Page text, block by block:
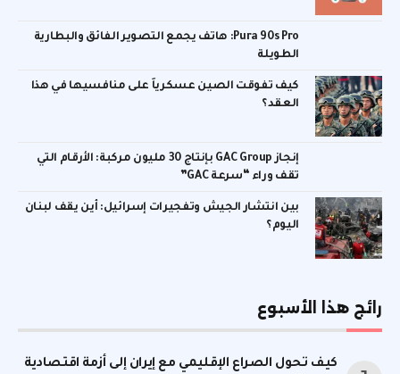
Pura 90s Pro: هاتف يجمع التصوير الفائق والبطارية
الطويلة
كيف تفوقت الصين عسكرياً على منافسيها في هذا
العقد؟
إنجاز GAC Group بإنتاج 30 مليون مركبة: الأرقام التي
تقف وراء “سرعة GAC”
بين انتشار الجيش وتفجيرات إسرائيل: أين يقف لبنان
اليوم؟
رائج هذا الأسبوع
كيف تحول الصراع الإقليمي مع إيران إلى أزمة اقتصادية